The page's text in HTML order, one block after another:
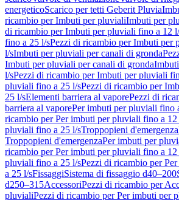
energeticoScarico per tetti Geberit Pluvia
ricambio per Imbuti per pluvialiImbuti per
di ricambio per Imbuti per pluviali fino a 12
fino a 25 l/sPezzi di ricambio per Imbuti per
l/sImbuti per pluviali per canali di gronda
Imbuti per pluviali per canali di gronda
l/sPezzi di ricambio per Imbuti per pluviali
pluviali fino a 25 l/sPezzi di ricambio per
25 l/sElementi barriera al vaporePezzi di
barriera al vaporePer imbuti per pluviali fino
ricambio per Per imbuti per pluviali fino a 12
pluviali fino a 25 l/sTroppopieni d'emergenza
Troppopieni d'emergenzaPer imbuti per
ricambio per Per imbuti per pluviali fino a 12
pluviali fino a 25 l/sPezzi di ricambio per
a 25 l/sFissaggiSistema di fissaggio d40–200
d250–315AccessoriPezzi di ricambio per
pluvialiPezzi di ricambio per Per imbuti per